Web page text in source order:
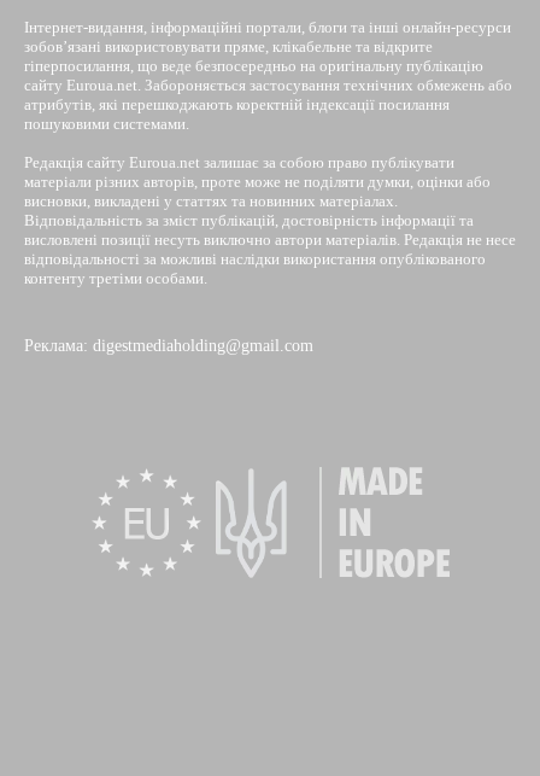
Інтернет-видання, інформаційні портали, блоги та інші онлайн-ресурси
зобов’язані використовувати пряме, клікабельне та відкрите
гіперпосилання, що веде безпосередньо на оригінальну публікацію
сайту Euroua.net. Забороняється застосування технічних обмежень або
атрибутів, які перешкоджають коректній індексації посилання
пошуковими системами.
Редакція сайту Euroua.net залишає за собою право публікувати
матеріали різних авторів, проте може не поділяти думки, оцінки або
висновки, викладені у статтях та новинних матеріалах.
Відповідальність за зміст публікацій, достовірність інформації та
висловлені позиції несуть виключно автори матеріалів. Редакція не несе
відповідальності за можливі наслідки використання опублікованого
контенту третіми особами.
Реклама: digestmediaholding@gmail.com